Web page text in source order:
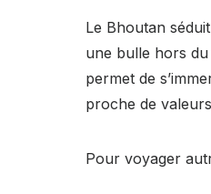
Le Bhoutan
une bulle hors
permet de
proche de
Pour voyager